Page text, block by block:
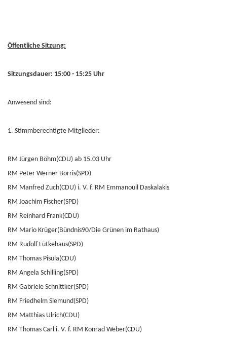
Öffentliche Sitzung:
Sitzungsdauer: 15:00 - 15:25 Uhr
Anwesend sind:
1. Stimmberechtigte Mitglieder:
RM Jürgen Böhm(CDU) ab 15.03 Uhr
RM Peter Werner Borris(SPD)
RM Manfred Zuch(CDU) i. V. f. RM Emmanouil Daskalakis
RM Joachim Fischer(SPD)
RM Reinhard Frank(CDU)
RM Mario Krüger(Bündnis90/Die Grünen im Rathaus)
RM Rudolf Lütkehaus(SPD)
RM Thomas Pisula(CDU)
RM Angela Schilling(SPD)
RM Gabriele Schnittker(SPD)
RM Friedhelm Siemund(SPD)
RM Matthias Ulrich(CDU)
RM Thomas Carl i. V. f. RM Konrad Weber(CDU)